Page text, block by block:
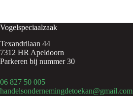
Vogelspeciaalzaak
Texandrilaan 44
7312 HR Apeldoorn
Parkeren bij nummer 30
06 827 50 005
handelsondernemingdetoekan@gmail.com